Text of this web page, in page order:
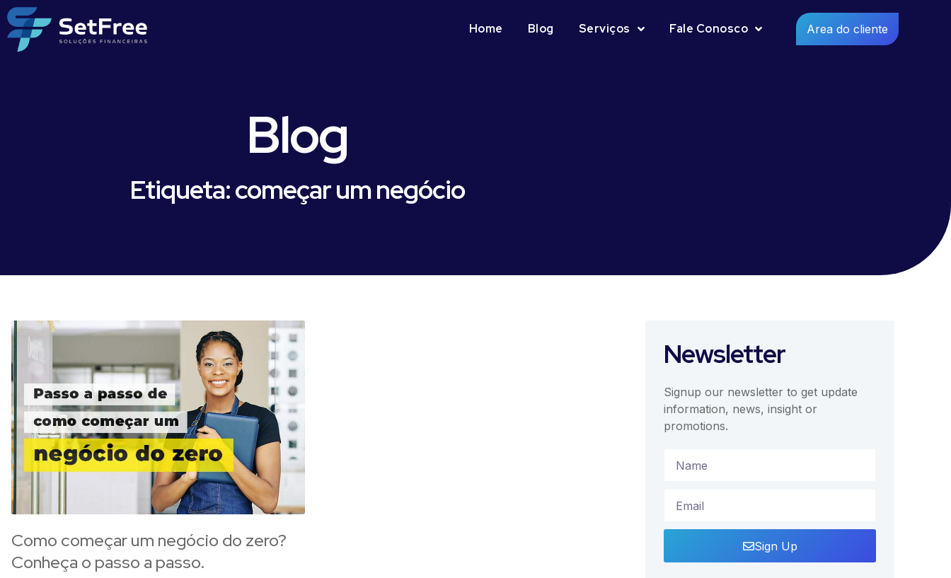
Home Blog Serviços Fale Conosco Area do cliente
Blog
Etiqueta: começar um negócio
Como começar um negócio do zero?
Conheça o passo a passo.
Newsletter
Signup our newsletter to get update
information, news, insight or
promotions.
Sign Up